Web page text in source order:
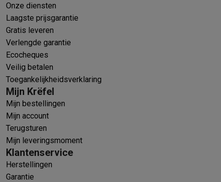
Onze diensten
Laagste prijsgarantie
Gratis leveren
Verlengde garantie
Ecocheques
Veilig betalen
Toegankelijkheidsverklaring
Mijn Krëfel
Mijn bestellingen
Mijn account
Terugsturen
Mijn leveringsmoment
Klantenservice
Herstellingen
Garantie